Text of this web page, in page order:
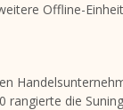
Offline-
rangierte die